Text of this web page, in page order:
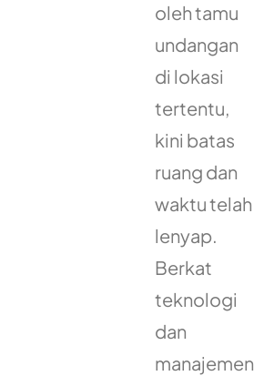
oleh tamu
undangan
di lokasi
tertentu,
kini batas
ruang dan
waktu telah
lenyap.
Berkat
teknologi
dan
manajemen